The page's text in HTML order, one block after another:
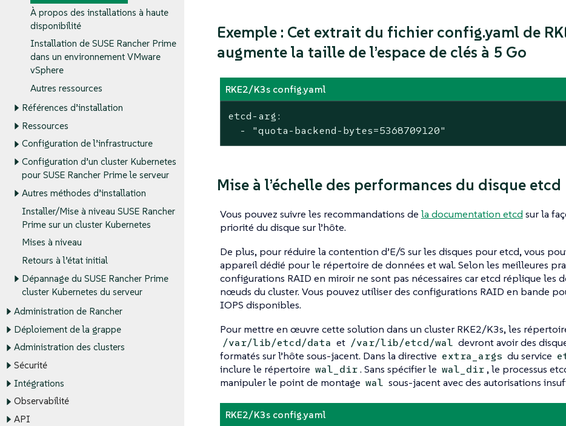
À propos des installations à haute
disponibilité
Installation de SUSE Rancher Prime
dans un environnement VMware
vSphere
Autres ressources
Références d’installation
Ressources
Configuration de l’infrastructure
Configuration d’un cluster Kubernetes
pour SUSE Rancher Prime le serveur
Autres méthodes d’installation
Installer/Mise à niveau SUSE Rancher
Prime sur un cluster Kubernetes
Mises à niveau
Retours à l’état initial
Dépannage du SUSE Rancher Prime
cluster Kubernetes du serveur
Administration de Rancher
Déploiement de la grappe
Administration des clusters
Sécurité
Intégrations
Observabilité
API
Exemple : Cet extrait du fichier config.yaml de
augmente la taille de l’espace de clés à 5 Go
RKE2/K3s config.yaml
etcd-arg:
  - "quota-backend-bytes=5368709120"
Mise à l’échelle des performances du disque etcd
Vous pouvez suivre les recommandations de la documentation etcd sur la
priorité du disque sur l’hôte.
De plus, pour réduire la contention d’E/S sur les disques pour etcd, vous
appareil dédié pour le répertoire de données et wal. Selon les meilleures
configurations RAID en miroir ne sont pas nécessaires car etcd réplique les
nœuds du cluster. Vous pouvez utiliser des configurations RAID en bande
IOPS disponibles.
Pour mettre en œuvre cette solution dans un cluster RKE2/K3s, les
/var/lib/etcd/data et /var/lib/etcd/wal devront avoir des
formatés sur l’hôte sous-jacent. Dans la directive extra_args du service
inclure le répertoire wal_dir . Sans spécifier le wal_dir, le processus
manipuler le point de montage wal sous-jacent avec des autorisations
RKE2/K3s config.yaml